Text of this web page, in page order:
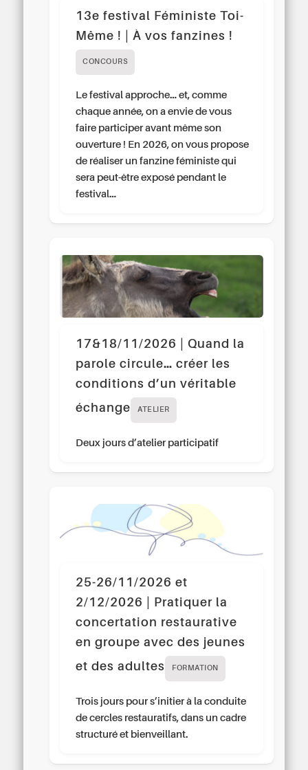
13e festival Féministe Toi-
Même ! | À vos fanzines !
CONCOURS
Le festival approche… et, comme
chaque année, on a envie de vous
faire participer avant même son
ouverture ! En 2026, on vous propose
de réaliser un fanzine féministe qui
sera peut-être exposé pendant le
festival…
17&18/11/2026 | Quand la
parole circule… créer les
conditions d’un véritable
échange
ATELIER
Deux jours d’atelier participatif
25-26/11/2026 et
2/12/2026 | Pratiquer la
concertation restaurative
en groupe avec des jeunes
et des adultes
FORMATION
Trois jours pour s’initier à la conduite
de cercles restauratifs, dans un cadre
structuré et bienveillant.